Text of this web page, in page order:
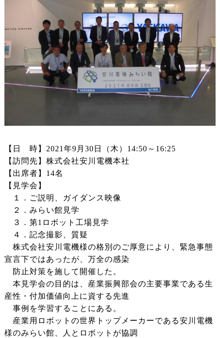
【日 時】2021年9月30日（木）14:50～16:25
【訪問先】株式会社安川電機本社
【出席者】14名
【見学会】
１．ご説明、ガイダンス映像
２．みらい館見学
３．第1ロボット工場見学
４．記念撮影、質疑
株式会社安川電機様の格別のご厚意により、緊急事態
宣言下ではあったが、万全の感染
防止対策を施して開催した。
本見学会の目的は、産業振興部会の主要事業である生
産性・付加価値向上に資する先進
事例を学習することにある。
産業用ロボットの世界トップメーカーである安川電機
様のみらい館、人とロボットが協調